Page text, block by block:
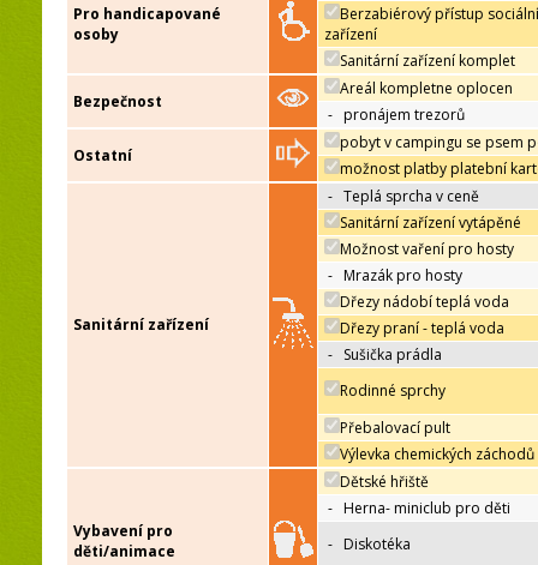
Pro handicapované
osoby
Berzabiérový přístup sociální
zařízení
Sanitární zařízení komplet
Bezpečnost
Areál kompletne oplocen
- pronájem trezorů
Ostatní
pobyt v campingu se psem
možnost platby platební
Sanitární zařízení
- Teplá sprcha v ceně
Sanitární zařízení vytápěné
Možnost vaření pro hosty
- Mrazák pro hosty
Dřezy nádobí teplá voda
Dřezy praní - teplá voda
- Sušička prádla
Rodinné sprchy
Přebalovací pult
Výlevka chemických záchodů
Vybavení pro
děti/animace
Dětské hřiště
- Herna- miniclub pro děti
- Diskotéka